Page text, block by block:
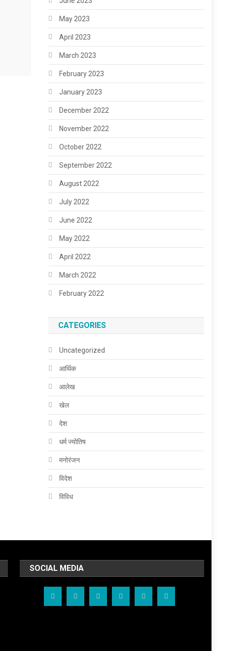
May 2023
April 2023
March 2023
February 2023
January 2023
December 2022
November 2022
October 2022
September 2022
August 2022
July 2022
June 2022
May 2022
April 2022
March 2022
February 2022
CATEGORIES
Uncategorized
आर्थिक
आलेख
खेल
देश
धर्म ज्योतिष
मनोरंजन
विदेश
विविध
SOCIAL MEDIA